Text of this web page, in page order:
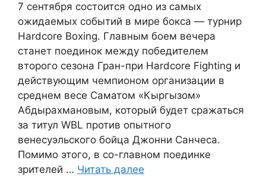
7 сентября состоится одно из самых
ожидаемых событий в мире бокса — турнир
Hardcore Boxing. Главным боем вечера
станет поединок между победителем
второго сезона Гран-при Hardcore Fighting и
действующим чемпионом организации в
среднем весе Саматом «Кыргызом»
Абдырахмановым, который будет сражаться
за титул WBL против опытного
венесуэльского бойца Джонни Санчеса.
Помимо этого, в со-главном поединке
зрителей … Читать далее